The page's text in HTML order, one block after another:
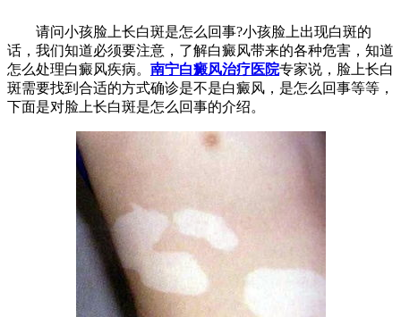
请问小孩脸上长白斑是怎么回事?小孩脸上出现白斑的
话，我们知道必须要注意，了解白癜风带来的各种危害，知道
怎么处理白癜风疾病。 南宁白癜风治疗医院专家说，脸上长白
斑需要找到合适的方式确诊是不是白癜风，是怎么回事等等，
下面是对脸上长白斑是怎么回事的介绍。